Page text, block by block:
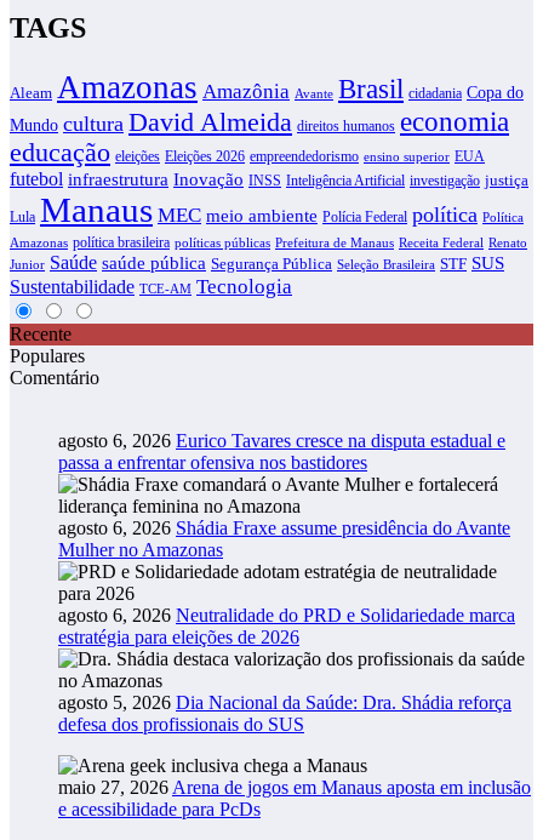
TAGS
Aleam Amazonas Amazônia Avante Brasil cidadania Copa do
Mundo cultura David Almeida direitos humanos economia
educação eleições Eleições 2026 empreendedorismo ensino superior EUA
futebol infraestrutura Inovação INSS Inteligência Artificial investigação justiça
Lula Manaus MEC meio ambiente Polícia Federal política Política
Amazonas política brasileira políticas públicas Prefeitura de Manaus Receita Federal Renato
Junior Saúde saúde pública Segurança Pública Seleção Brasileira STF SUS
Sustentabilidade TCE-AM Tecnologia
Recente
Populares
Comentário
agosto 6, 2026 Eurico Tavares cresce na disputa estadual e
passa a enfrentar ofensiva nos bastidores
agosto 6, 2026 Shádia Fraxe assume presidência do Avante
Mulher no Amazonas
agosto 6, 2026 Neutralidade do PRD e Solidariedade marca
estratégia para eleições de 2026
agosto 5, 2026 Dia Nacional da Saúde: Dra. Shádia reforça
defesa dos profissionais do SUS
maio 27, 2026 Arena de jogos em Manaus aposta em inclusão
e acessibilidade para PcDs